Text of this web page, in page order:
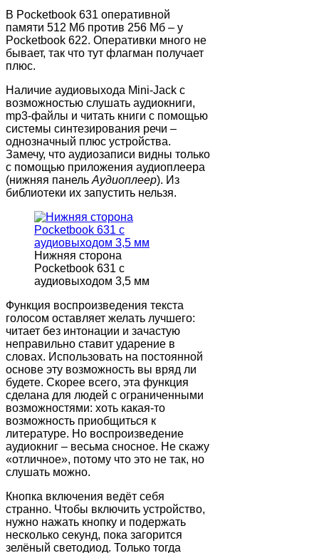
В Pocketbook 631 оперативной
памяти 512 Мб против 256 Мб – у
Pocketbook 622. Оперативки много не
бывает, так что тут флагман получает
плюс.
Наличие аудиовыхода Mini-Jack с
возможностью слушать аудиокниги,
mp3-файлы и читать книги с помощью
системы синтезирования речи –
однозначный плюс устройства.
Замечу, что аудиозаписи видны только
с помощью приложения аудиоплеера
(нижняя панель Аудиоплеер). Из
библиотеки их запустить нельзя.
Нижняя сторона
Pocketbook 631 с
аудиовыходом 3,5 мм
Функция воспроизведения текста
голосом оставляет желать лучшего:
читает без интонации и зачастую
неправильно ставит ударение в
словах. Использовать на постоянной
основе эту возможность вы вряд ли
будете. Скорее всего, эта функция
сделана для людей с ограниченными
возможностями: хоть какая-то
возможность приобщиться к
литературе. Но воспроизведение
аудиокниг – весьма сносное. Не скажу
«отличное», потому что это не так, но
слушать можно.
Кнопка включения ведёт себя
странно. Чтобы включить устройство,
нужно нажать кнопку и подержать
несколько секунд, пока загорится
зелёный светодиод. Только тогда